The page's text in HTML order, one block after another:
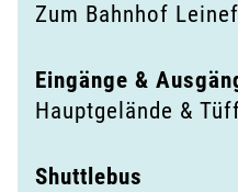
Zum Bahnhof
Eingänge &
Hauptgelände &
Shuttl ebus